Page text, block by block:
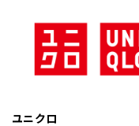
心地よさや好感を大切にした
“Good Feeling Wear”で
ユニクロ